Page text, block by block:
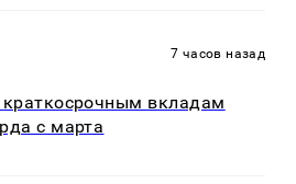
7 часов назад
краткосрочным вкладам
с марта